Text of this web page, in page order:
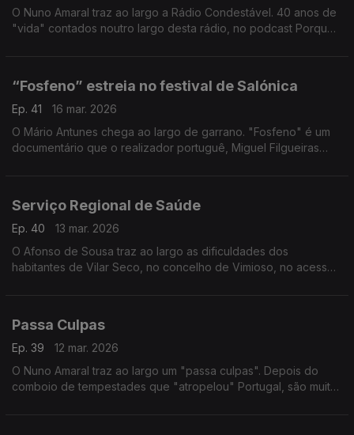
O Nuno Amaral traz ao largo a Rádio Condestável. 40 anos de
"vida" contados noutro largo desta rádio, no podcast Porque
“Fosfeno” estreia no festival de Salónica
Ep. 41
16 mar. 2026
O Mário Antunes chega ao largo de garrano. "Fosfeno" é um
documentário que o realizador portuguê, Miguel Filgueiras
Serviço Regional de Saúde
Ep. 40
13 mar. 2026
O Afonso de Sousa traz ao largo as dificuldades dos
habitantes de Vilar Seco, no concelho de Vimioso, no acesso
Passa Culpas
Ep. 39
12 mar. 2026
O Nuno Amaral traz ao largo um "passa culpas". Depois do
comboio de tempestades que "atropelou" Portugal, são muitas